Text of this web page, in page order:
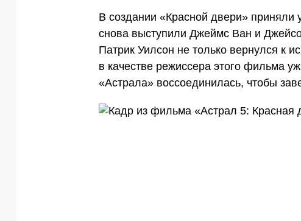
В создании «Красной двери»
снова выступили Джеймс Ван и
Патрик Уилсон не только вернулся к
в качестве режиссера этого фильма
«Астрала» воссоединилась, чтобы